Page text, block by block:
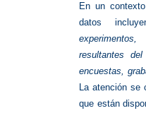
En un
datos
resultantes
encuestas,
La atención se
que están